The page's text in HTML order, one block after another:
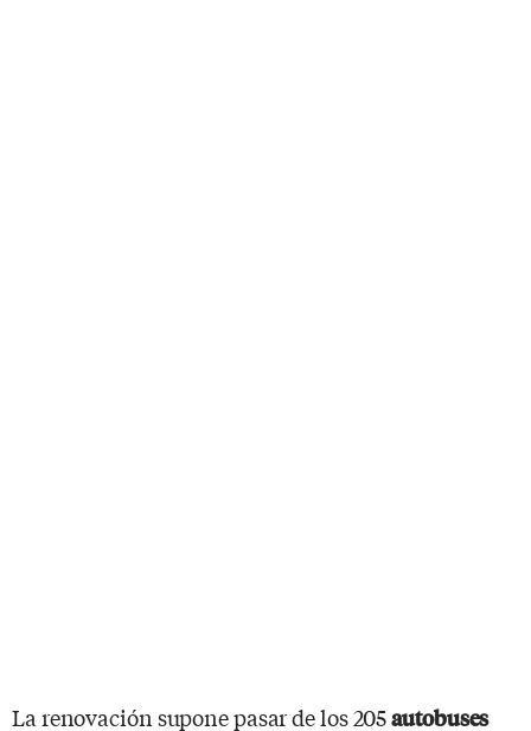
La renovación supone pasar de los 205autobuses